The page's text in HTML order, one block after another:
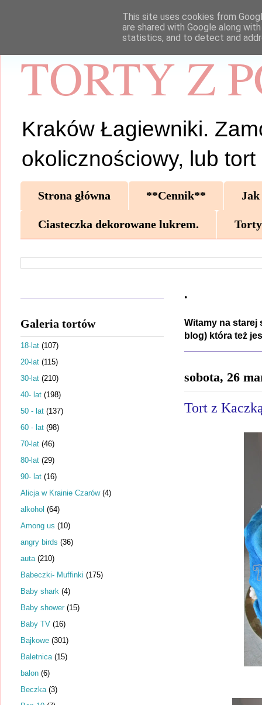
TORTY Z
Kraków Łagiewniki.
okolicznościowy, lub tort
Strona główna **Cennik** Jak
Ciasteczka dekorowane lukrem.
.
Witamy na starej
blog) która też
sobota, 26
Tort z
Galeria tortów
18-lat (107)
20-lat (115)
30-lat (210)
40- lat (198)
50 - lat (137)
60 - lat (98)
70-lat (46)
80-lat (29)
90- lat (16)
Alicja w Krainie Czarów (4)
alkohol (64)
Among us (10)
angry birds (36)
auta (210)
Babeczki- Muffinki (175)
Baby shark (4)
Baby shower (15)
Baby TV (16)
Bajkowe (301)
Baletnica (15)
balon (6)
Beczka (3)
This site uses cookies from
are shared with Google along
statistics, and to detect and